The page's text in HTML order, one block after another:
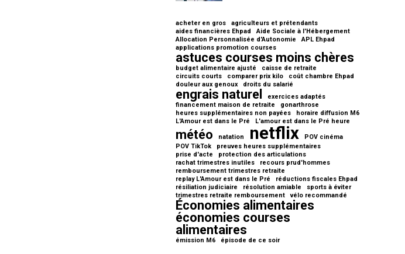
acheter en gros
agriculteurs et prétendants
aides financières Ehpad
Aide Sociale à l'Hébergement
Allocation Personnalisée d'Autonomie
APL Ehpad
applications promotion courses
astuces courses moins chères
budget alimentaire ajusté
caisse de retraite
circuits courts
comparer prix kilo
coût chambre Ehpad
douleur aux genoux
droits du salarié
engrais naturel
exercices adaptés
financement maison de retraite
gonarthrose
heures supplémentaires non payées
horaire diffusion M6
L'Amour est dans le Pré
L'amour est dans le Pré heure
météo natation netflix
POV cinéma
POV TikTok
preuves heures supplémentaires
prise d'acte
protection des articulations
rachat trimestres inutiles
recours prud'hommes
remboursement trimestres retraite
replay L'Amour est dans le Pré
réductions fiscales Ehpad
résiliation judiciaire
résolution amiable
sports à éviter
trimestres retraite remboursement
vélo recommandé
Économies alimentaires
économies courses
alimentaires
émission M6 épisode de ce soir